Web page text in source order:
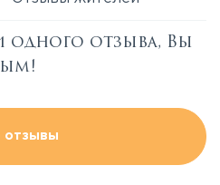
одного отзыва, Вы
отзывы